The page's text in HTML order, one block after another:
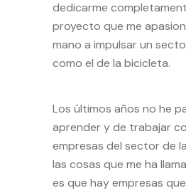
dedicarme
proyecto que me
mano a impulsar un
como el de la bicicleta.
Los últimos años no he
aprender y de trabajar
empresas del sector de
las cosas que me ha
es que hay empresas